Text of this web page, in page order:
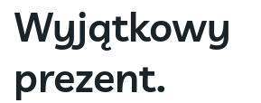
Wyjątkowy
prezent.